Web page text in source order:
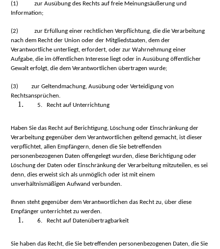
(1)zur Ausübung des Rechts auf freie Meinungsäußerung und
Information;
(2)zur Erfüllung einer rechtlichen Verpflichtung, die die Verarbeitung
nach dem Recht der Union oder der Mitgliedstaaten, dem der
Verantwortliche unterliegt, erfordert, oder zur Wahrnehmung einer
Aufgabe, die im öffentlichen Interesse liegt oder in Ausübung öffentlicher
Gewalt erfolgt, die dem Verantwortlichen übertragen wurde;
(3)
zur Geltendmachung, Ausübung oder Verteidigung von
Rechtsansprüchen.
5. Recht auf Unterrichtung
Haben Sie das Recht auf Berichtigung, Löschung oder Einschränkung der
Verarbeitung gegenüber dem Verantwortlichen geltend gemacht, ist dieser
verpflichtet, allen Empfängern, denen die Sie betreffenden
personenbezogenen Daten offengelegt wurden, diese Berichtigung oder
Löschung der Daten oder Einschränkung der Verarbeitung mitzuteilen, es sei
denn, dies erweist sich als unmöglich oder ist mit einem
unverhältnismäßigen Aufwand verbunden.
Ihnen steht gegenüber dem Verantwortlichen das Recht zu, über diese
Empfänger unterrichtet zu werden.
6. Recht auf Datenübertragbarkeit
Sie haben das Recht, die Sie betreffenden personenbezogenen Daten, die Sie